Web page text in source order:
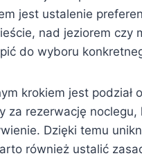
jest ustalenie
nad jeziorem czy
do wyboru
krokiem jest
za rezerwację
Dzięki temu
również ustalić